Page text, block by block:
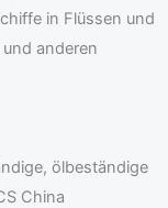
in Flüssen und
anderen
ölbeständige
China